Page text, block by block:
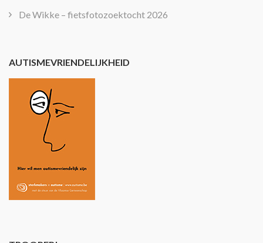
De Wikke – fietsfotozoektocht 2026
AUTISMEVRIENDELIJKHEID